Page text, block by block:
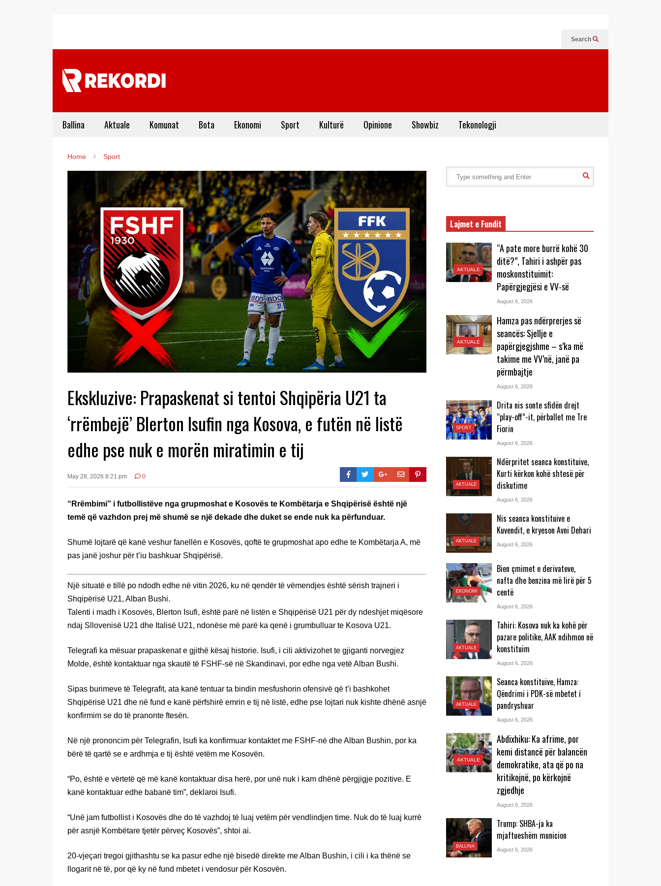
Search
Ballina Aktuale Komunat Bota Ekonomi Sport Kulturë Opinione Showbiz Tekonologji
Home Sport
Ekskluzive: Prapaskenat si tentoi Shqipëria U21 ta
‘rrëmbejë’ Blerton Isufin nga Kosova, e futën në listë
edhe pse nuk e morën miratimin e tij
May 28, 2026 8:21 pm 0
“Rrëmbimi” i futbollistëve nga grupmoshat e Kosovës te Kombëtarja e Shqipërisë është një
temë që vazhdon prej më shumë se një dekade dhe duket se ende nuk ka përfunduar.
Shumë lojtarë që kanë veshur fanellën e Kosovës, qoftë te grupmoshat apo edhe te Kombëtarja A, më
pas janë joshur për t’iu bashkuar Shqipërisë.
Një situatë e tillë po ndodh edhe në vitin 2026, ku në qendër të vëmendjes është sërish trajneri i
Shqipërisë U21, Alban Bushi.
Talenti i madh i Kosovës, Blerton Isufi, është parë në listën e Shqipërisë U21 për dy ndeshjet miqësore
ndaj Sllovenisë U21 dhe Italisë U21, ndonëse më parë ka qenë i grumbulluar te Kosova U21.
Telegrafi ka mësuar prapaskenat e gjithë kësaj historie. Isufi, i cili aktivizohet te gjiganti norvegjez
Molde, është kontaktuar nga skautë të FSHF-së në Skandinavi, por edhe nga vetë Alban Bushi.
Sipas burimeve të Telegrafit, ata kanë tentuar ta bindin mesfushorin ofensivë që t’i bashkohet
Shqipërisë U21 dhe në fund e kanë përfshirë emrin e tij në listë, edhe pse lojtari nuk kishte dhënë asnjë
konfirmim se do të pranonte ftesën.
Në një prononcim për Telegrafin, Isufi ka konfirmuar kontaktet me FSHF-në dhe Alban Bushin, por ka
bërë të qartë se e ardhmja e tij është vetëm me Kosovën.
“Po, është e vërtetë që më kanë kontaktuar disa herë, por unë nuk i kam dhënë përgjigje pozitive. E
kanë kontaktuar edhe babanë tim”, deklaroi Isufi.
“Unë jam futbollist i Kosovës dhe do të vazhdoj të luaj vetëm për vendlindjen time. Nuk do të luaj kurrë
për asnjë Kombëtare tjetër përveç Kosovës”, shtoi ai.
20-vjeçari tregoi gjithashtu se ka pasur edhe një bisedë direkte me Alban Bushin, i cili i ka thënë se
llogarit në të, por që ky në fund mbetet i vendosur për Kosovën.
Lajmet e Fundit
AKTUALE
“A pate more burrë kohë 30
ditë?”, Tahiri i ashpër pas
moskonstituimit:
Papërgjegjësi e VV-së
August 6, 2026
AKTUALE
Hamza pas ndërprerjes së
seancës: Sjellje e
papërgjegjshme – s’ka më
takime me VV’në, janë pa
përmbajtje
August 6, 2026
SPORT
Drita nis sonte sfidën drejt
“play-off”-it, përballet me Tre
Fiorin
August 6, 2026
AKTUALE
Ndërpritet seanca konstituive,
Kurti kërkon kohë shtesë për
diskutime
August 6, 2026
AKTUALE
Nis seanca konstituive e
Kuvendit, e kryeson Avni Dehari
August 6, 2026
EKONOMI
Bien çmimet e derivateve,
nafta dhe benzina më lirë për 5
centë
August 6, 2026
AKTUALE
Tahiri: Kosova nuk ka kohë për
pazare politike, AAK ndihmon në
konstituim
August 6, 2026
AKTUALE
Seanca konstituive, Hamza:
Qëndrimi i PDK-së mbetet i
pandryshuar
August 6, 2026
AKTUALE
Abdixhiku: Ka afrime, por
kemi distancë për balancën
demokratike, ata që po na
kritikojnë, po kërkojnë
zgjedhje
August 6, 2026
BALLINA
Trump: SHBA-ja ka
mjaftueshëm municion
August 6, 2026